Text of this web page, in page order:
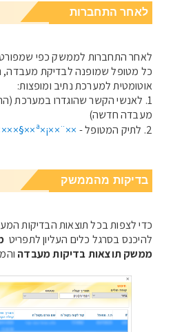
לאחר התחברות
לאחר התחברות לממשק כפי
כל מטופל שמופנה לבדיקת מעבדה,
אוטומטית למערכת נתיב ומופצות:
מעבדה חדשה)
2. לתיק המטופל -
××¨××¡×ª ××××§××ª (×××©)
בדיקות מהממשק
כדי לצפות בכל תוצאות הבדיקות
להיכנס בסרגל כלים העליון לתפריט
ממשק תוצאות בדיקות מעבדה